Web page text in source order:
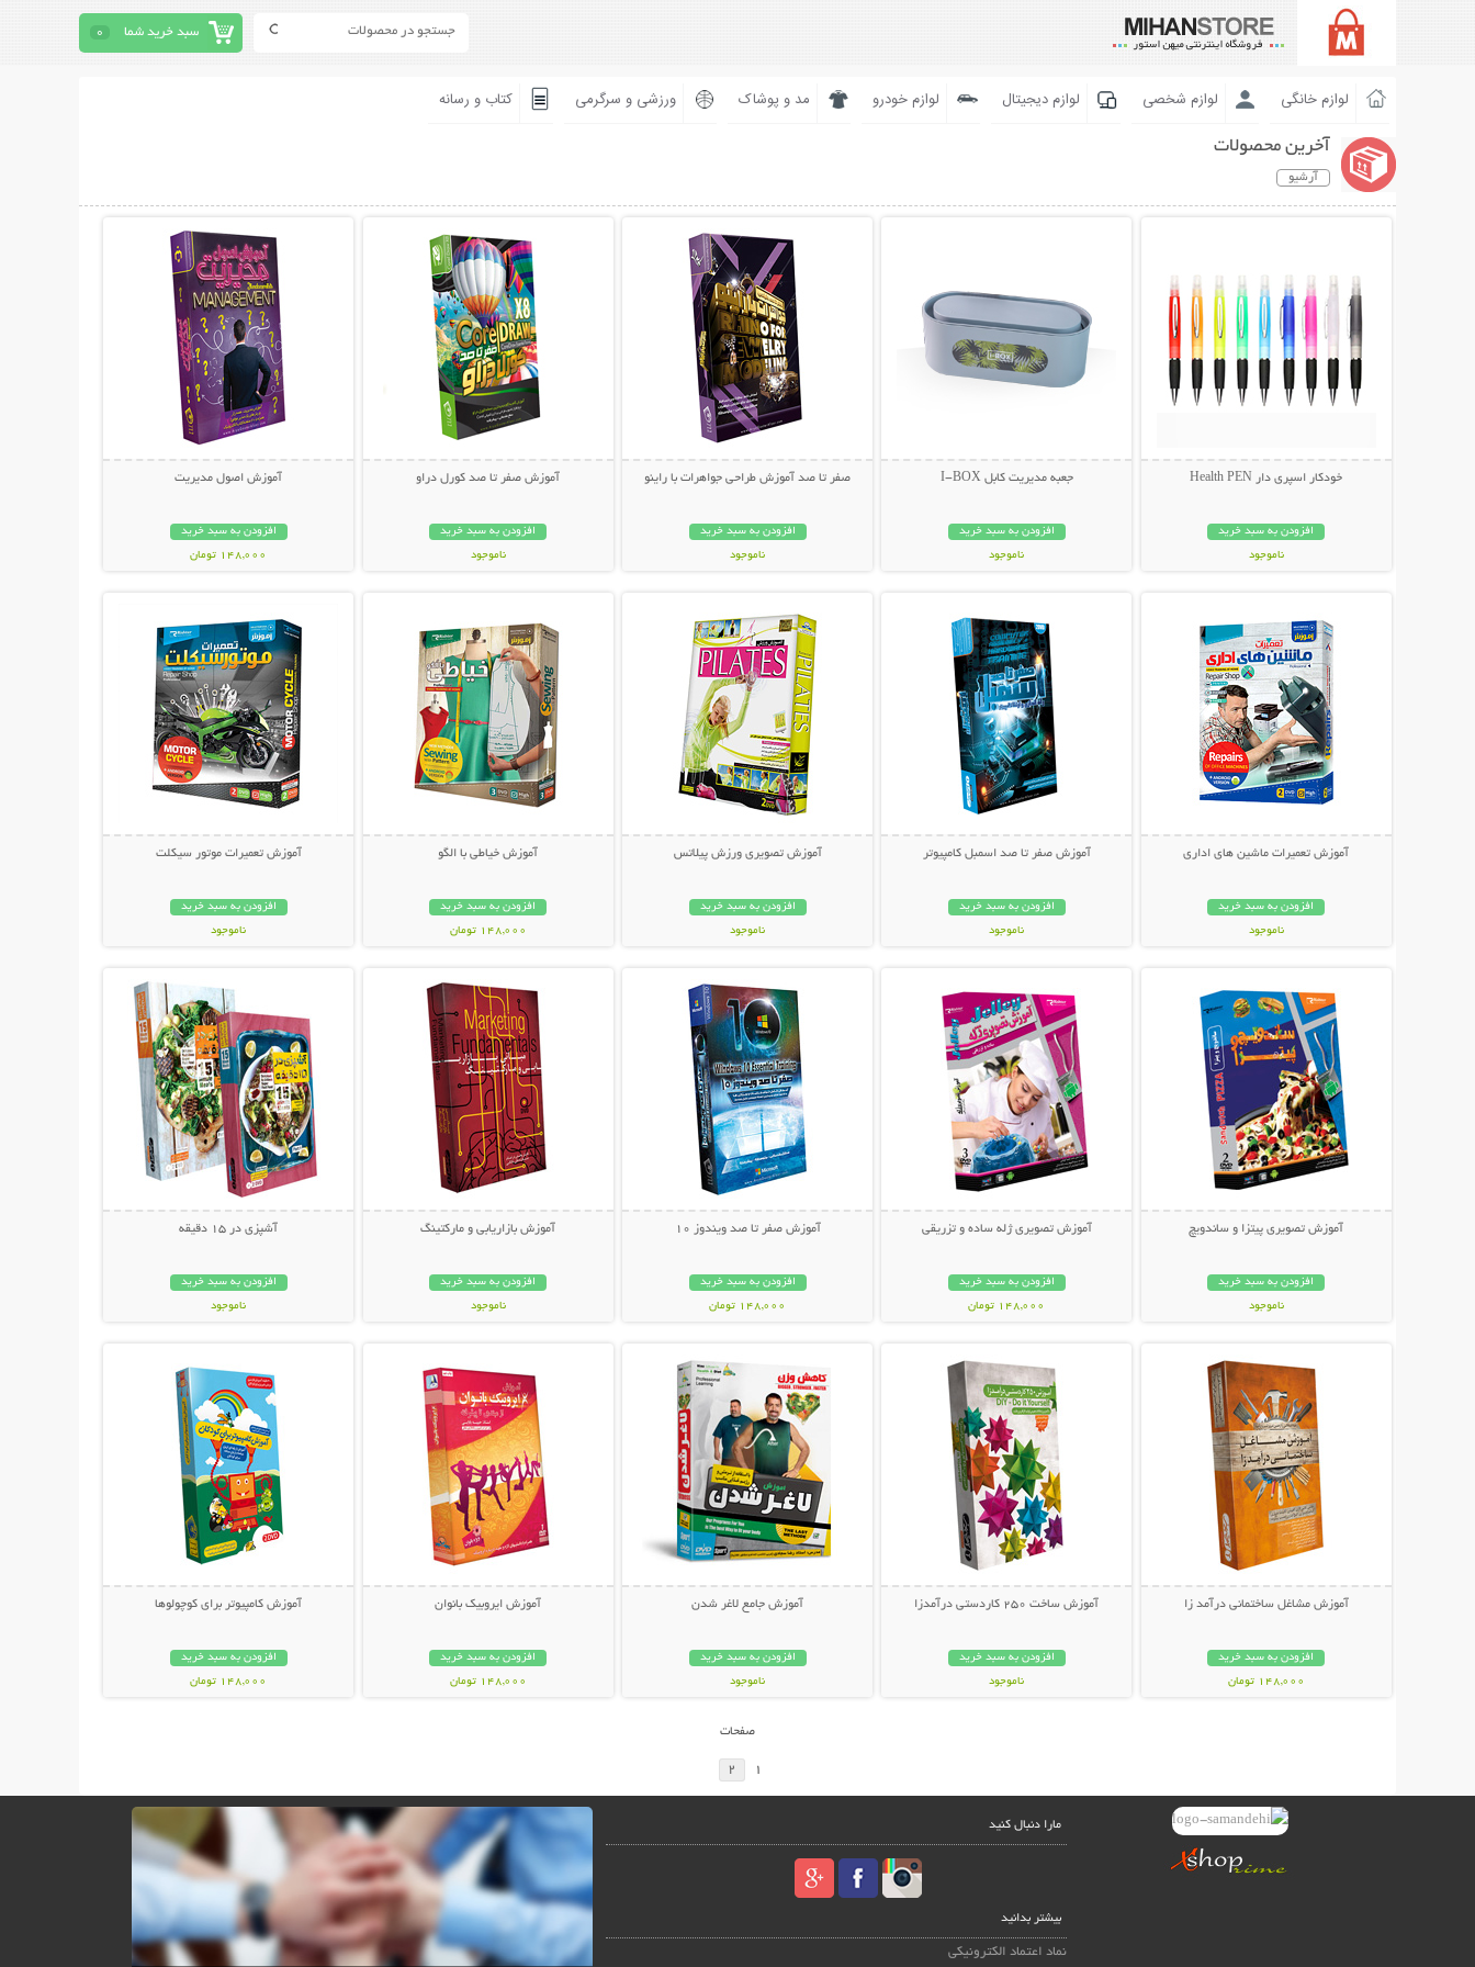
سبد خرید شما 0
لوازم خانگی لوازم شخصی لوازم دیجیتال لوازم خودرو مد و پوشاک ورزشی و سرگرمی کتاب و رسانه
آخرین محصولات
آرشیو
خودکار اسپری دار Health PEN
افزودن به سبد خرید
ناموجود
جعبه مدیریت کابل I-BOX
افزودن به سبد خرید
ناموجود
صفر تا صد آموزش طراحی جواهرات با راینو
افزودن به سبد خرید
ناموجود
آموزش صفر تا صد کورل دراو
افزودن به سبد خرید
ناموجود
آموزش اصول مدیریت
افزودن به سبد خرید
148,000 تومان
آموزش تعمیرات ماشین های اداری
افزودن به سبد خرید
ناموجود
آموزش صفر تا صد اسمبل کامپیوتر
افزودن به سبد خرید
ناموجود
آموزش تصویری ورزش پیلاتس
افزودن به سبد خرید
ناموجود
آموزش خیاطی با الگو
افزودن به سبد خرید
148,000 تومان
آموزش تعمیرات موتور سیکلت
افزودن به سبد خرید
ناموجود
آموزش تصویری پیتزا و ساندویچ
افزودن به سبد خرید
ناموجود
آموزش تصویری ژله ساده و تزریقی
افزودن به سبد خرید
148,000 تومان
آموزش صفر تا صد ویندوز 10
افزودن به سبد خرید
148,000 تومان
آموزش بازاریابی و مارکتینگ
افزودن به سبد خرید
ناموجود
آشپزی در 15 دقیقه
افزودن به سبد خرید
ناموجود
آموزش مشاغل ساختمانی درآمد زا
افزودن به سبد خرید
148,000 تومان
آموزش ساخت 250 کاردستی درآمدزا
افزودن به سبد خرید
ناموجود
آموزش جامع لاغر شدن
افزودن به سبد خرید
ناموجود
آموزش ایروبیک بانوان
افزودن به سبد خرید
148,000 تومان
آموزش کامپیوتر برای کوچولوها
افزودن به سبد خرید
148,000 تومان
صفحات
1
2
مارا دنبال کنید
بیشتر بدانید
نماد اعتماد الکترونیکی